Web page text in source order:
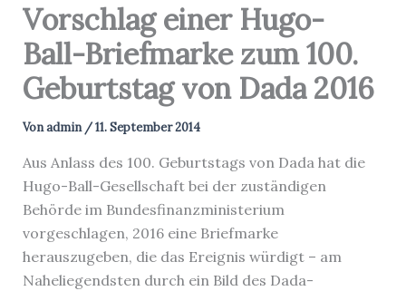
Vorschlag einer Hugo-
Ball-Briefmarke zum 100.
Geburtstag von Dada 2016
Vonadmin /11. September 2014
Aus Anlass des 100. Geburtstags von Dada hat die
Hugo-Ball-Gesellschaft bei der zuständigen
Behörde im Bundesfinanzministerium
vorgeschlagen, 2016 eine Briefmarke
herauszugeben, die das Ereignis würdigt – am
Naheliegendsten durch ein Bild des Dada-